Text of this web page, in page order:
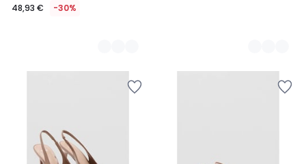
48,93 € -30%